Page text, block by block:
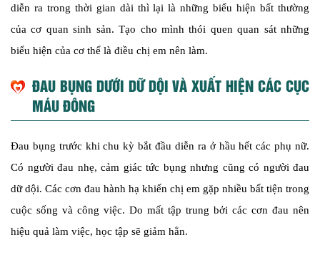
diễn ra trong thời gian dài thì lại là những biểu hiện bất thường
của cơ quan sinh sản. Tạo cho mình thói quen quan sát những
biểu hiện của cơ thể là điều chị em nên làm.
ĐAU BỤNG DƯỚI DỮ DỘI VÀ XUẤT HIỆN CÁC CỤC
MÁU ĐÔNG
Đau bụng trước khi chu kỳ bắt đầu diễn ra ở hầu hết các phụ nữ.
Có người đau nhẹ, cảm giác tức bụng nhưng cũng có người đau
dữ dội. Các cơn đau hành hạ khiến chị em gặp nhiều bất tiện trong
cuộc sống và công việc. Do mất tập trung bởi các cơn đau nên
hiệu quả làm việc, học tập sẽ giảm hẳn.